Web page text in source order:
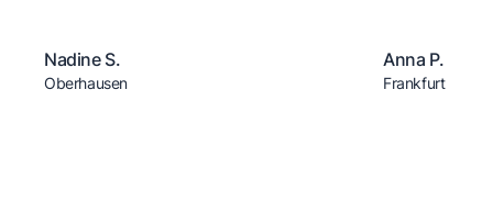
Nadine S.
Oberhausen
Anna P.
Frankfurt